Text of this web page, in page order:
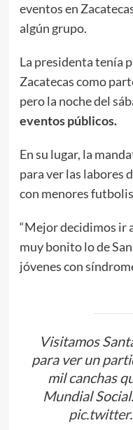
eventos en
algún grupo.
La presidenta tenía
Zacatecas como
pero la noche del
eventos públicos.
En su lugar, la
para ver las labores
con menores
“Mejor decidimos ir
muy bonito lo de
jóvenes con
Visitamos
para ver un
mil canchas
Mundial